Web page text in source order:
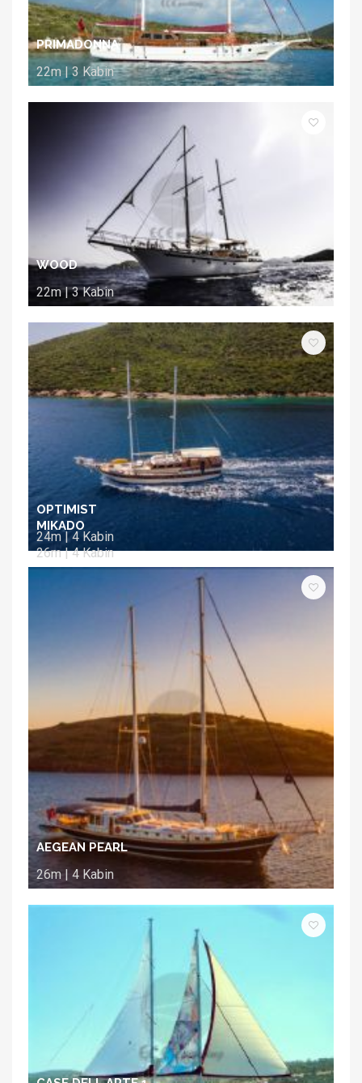
PRIMADONNA
22m | 3 Kabin
WOOD
22m | 3 Kabin
OPTIMIST
24m | 4 Kabin
MIKADO
26m | 4 Kabin
AEGEAN PEARL
26m | 4 Kabin